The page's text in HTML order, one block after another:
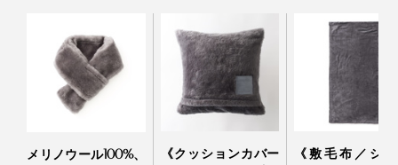
い“癒しグレー”に包まれて、心地よい眠りを味わってく
ださい。
メリノウール100%、
《クッションカバー
《敷毛布／シ